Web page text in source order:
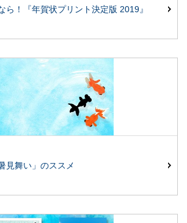
ら！『年賀状プリント決定版 2019』
見舞い」のススメ